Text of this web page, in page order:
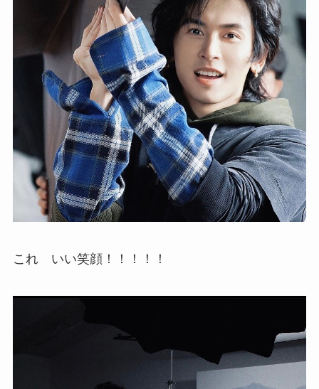
これ いい笑顔！！！！！